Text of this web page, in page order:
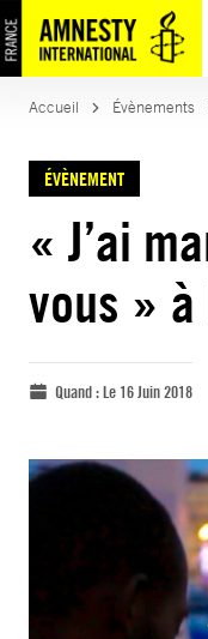
Accueil Évènements
ÉVÈNEMENT
« J’ai
vous »
Quand :Le 16 Juin 2018